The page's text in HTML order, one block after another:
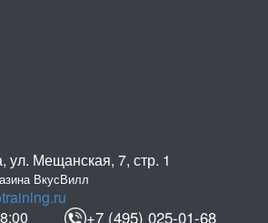
ул. Мещанская, 7, стр. 1
ВкусВилл
+7 (495) 025-01-68